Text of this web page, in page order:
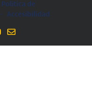
Politica de
Accesibilidad